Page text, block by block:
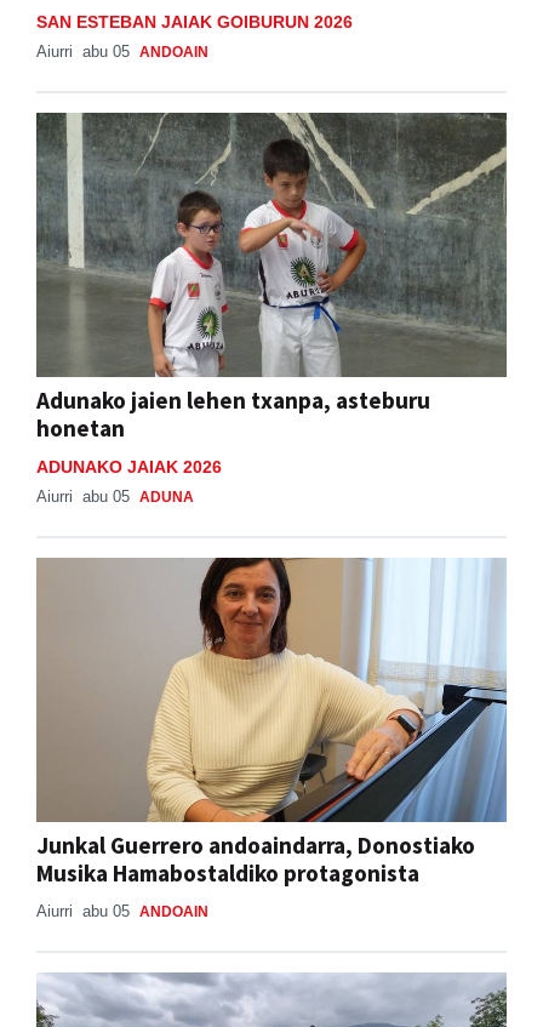
SAN ESTEBAN JAIAK GOIBURUN 2026
Aiurri abu 05 ANDOAIN
Adunako jaien lehen txanpa, asteburu
honetan
ADUNAKO JAIAK 2026
Aiurri abu 05 ADUNA
Junkal Guerrero andoaindarra, Donostiako
Musika Hamabostaldiko protagonista
Aiurri abu 05 ANDOAIN